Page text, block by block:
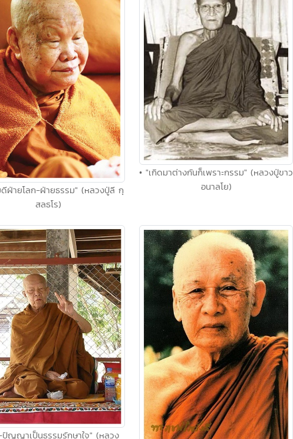
ดีฝ่ายโลก-ฝ่ายธรรม" (หลวงปู่ลี กุ
สลธโร)
• "เกิดมาต่างกันก็เพราะกรรม" (หลวงปู่ขาว
อนาลโย)
ญญาเป็นธรรมรักษาใจ" (หลวง